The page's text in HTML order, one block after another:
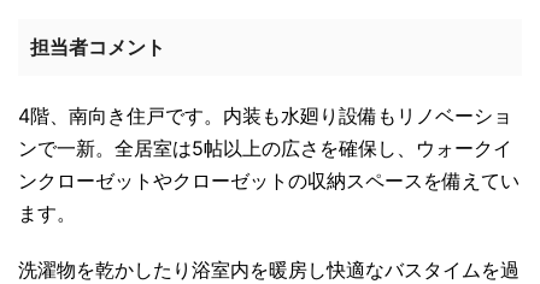
担当者コメント
4階、南向き住戸です。内装も水廻り設備もリノベーショ
ンで一新。全居室は5帖以上の広さを確保し、ウォークイ
ンクローゼットやクローゼットの収納スペースを備えてい
ます。
洗濯物を乾かしたり浴室内を暖房し快適なバスタイムを過